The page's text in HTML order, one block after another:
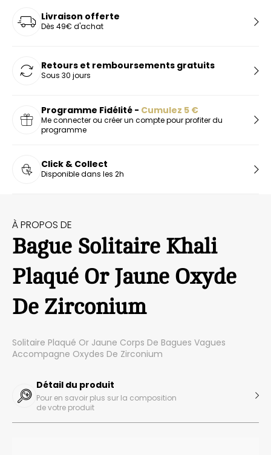
Livraison offerte
Dès 49€ d'achat
Retours et remboursements gratuits
Sous 30 jours
Programme Fidélité - Cumulez 5 €
Me connecter ou créer un compte pour profiter du
programme
Click & Collect
Disponible dans les 2h
À PROPOS DE
Bague Solitaire Khali
Plaqué Or Jaune Oxyde
De Zirconium
Solitaire Plaqué Or Jaune Corps De Bagues Vagues
Accompagne Oxydes De Zirconium
Détail du produit
Pour en savoir plus sur la composition
de votre produit